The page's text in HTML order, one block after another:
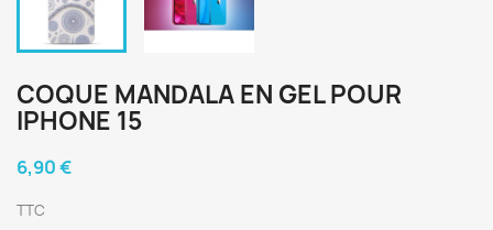
COQUE MANDALA EN GEL POUR
IPHONE 15
6,90 €
TTC